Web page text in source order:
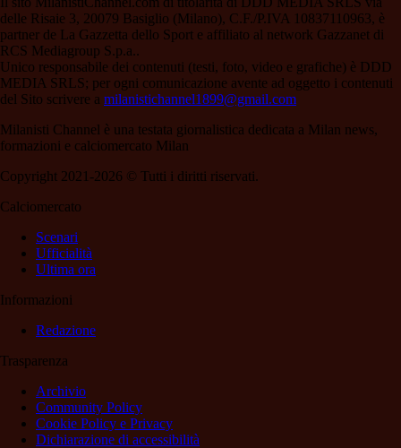
delle Risaie 3, 20079 Basiglio (Milano), C.F./P.IVA 10837110963, è
partner de La Gazzetta dello Sport e affiliato al network Gazzanet di
RCS Mediagroup S.p.a..
Unico responsabile dei contenuti (testi, foto, video e grafiche) è DDD
MEDIA SRLS; per ogni comunicazione avente ad oggetto i contenuti
del Sito scrivere a milanistichannel1899@gmail.com
Milanisti Channel è una testata giornalistica dedicata a Milan news,
formazioni e calciomercato Milan
Copyright 2021-2026 © Tutti i diritti riservati.
Calciomercato
Scenari
Ufficialità
Ultima ora
Informazioni
Redazione
Trasparenza
Archivio
Community Policy
Cookie Policy e Privacy
Dichiarazione di accessibilità